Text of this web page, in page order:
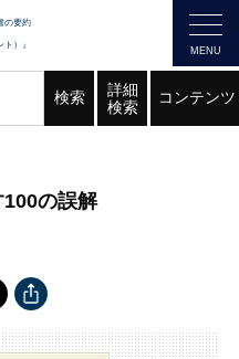
の要約
ト）』
検索
詳細
検索
コンテンツ
の誤解